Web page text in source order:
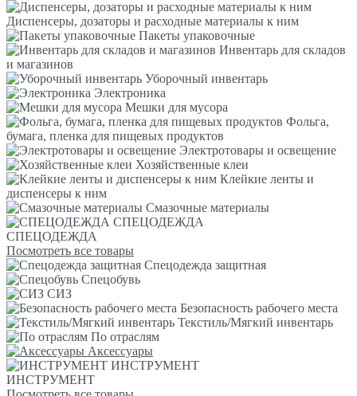
Диспенсеры, дозаторы и расходные материалы к ним
Пакеты упаковочные
Инвентарь для складов
и магазинов
Уборочный инвентарь
Электроника
Мешки для мусора
Фольга,
бумага, пленка для пищевых продуктов
Электротовары и освещение
Хозяйственные клеи
Клейкие ленты и
диспенсеры к ним
Смазочные материалы
СПЕЦОДЕЖДА
СПЕЦОДЕЖДА
Посмотреть все товары
Спецодежда защитная
Спецобувь
СИЗ
Безопасность рабочего места
Текстиль/Мягкий инвентарь
По отраслям
Аксессуары
ИНСТРУМЕНТ
ИНСТРУМЕНТ